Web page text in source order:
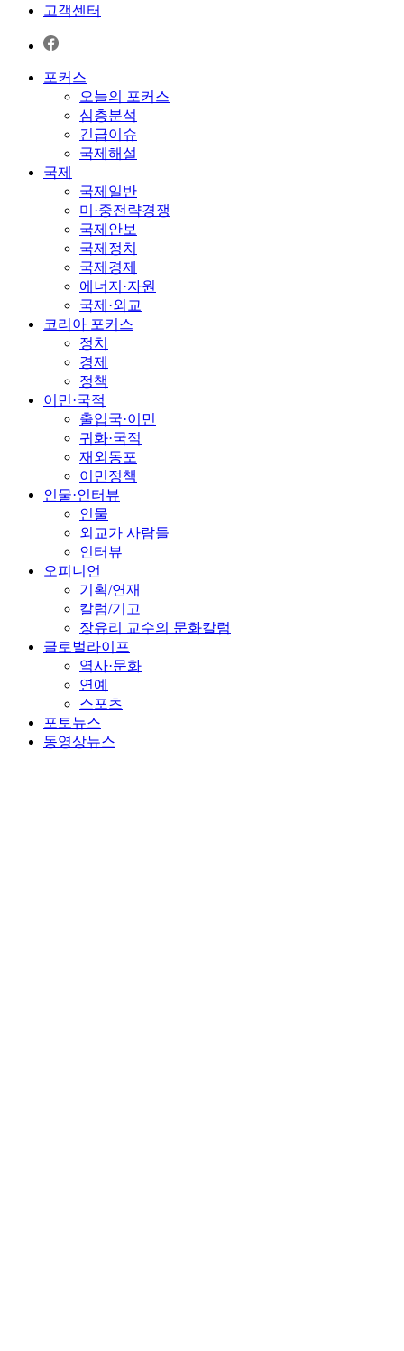
고객센터
포커스
오늘의 포커스
심층분석
긴급이슈
국제해설
국제
국제일반
미·중전략경쟁
국제안보
국제정치
국제경제
에너지·자원
국제·외교
코리아 포커스
정치
경제
정책
이민·국적
출입국·이민
귀화·국적
재외동포
이민정책
인물·인터뷰
인물
외교가 사람들
인터뷰
오피니언
기획/연재
칼럼/기고
장유리 교수의 문화칼럼
글로벌라이프
역사·문화
연예
스포츠
포토뉴스
동영상뉴스